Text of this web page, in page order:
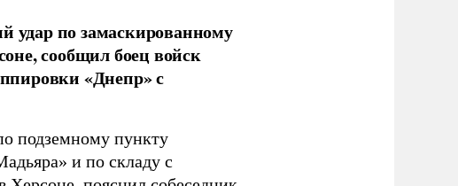
удар по замаскированному
сообщил боец войск
«Днепр» с
подземному пункту
и по складу с